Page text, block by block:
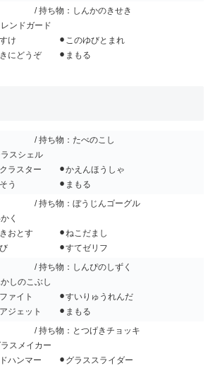
/ 持ち物：しんかのきせき
ンドガード
すけ ⚫︎このゆびとまれ
にどうぞ ⚫︎まもる
/ 持ち物：たべのこし
スシェル
ラスター ⚫︎かえんほうしゃ
そう ⚫︎まもる
/ 持ち物：ぼうじんゴーグル
く
きおとす ⚫︎ねこだまし
び ⚫︎すてゼリフ
/ 持ち物：しんぴのしずく
しのこぶし
ァイト ⚫︎すいりゅうれんだ
ジェット ⚫︎まもる
/ 持ち物：とつげきチョッキ
スメイカー
ハンマー ⚫︎グラススライダー